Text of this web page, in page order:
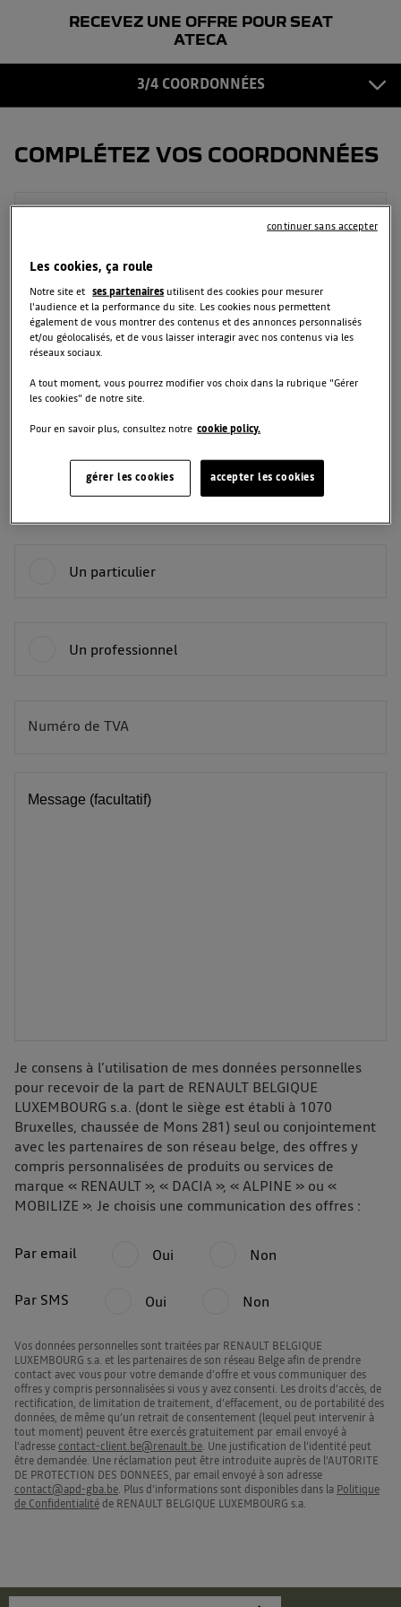
RECEVEZ UNE OFFRE POUR SEAT
ATECA
3/4 COORDONNÉES
COORDONNÉES
CONFIRMATION
COMPLÉTEZ VOS COORDONNÉES
Nom
Un particulier
Un professionnel
Numéro de TVA
BE
Message (facultatif)
Je consens à l’utilisation de mes données personnelles
pour recevoir de la part de RENAULT BELGIQUE
LUXEMBOURG s.a. (dont le siège est établi à 1070
Bruxelles, chaussée de Mons 281) seul ou conjointement
avec les partenaires de son réseau belge, des offres y
compris personnalisées de produits ou services de
marque « RENAULT », « DACIA », « ALPINE » ou «
MOBILIZE ». Je choisis une communication des offres :
Par email Oui Non
Par SMS Oui Non
Vos données personnelles sont traitées par RENAULT BELGIQUE
LUXEMBOURG s.a. et les partenaires de son réseau Belge afin de prendre
contact avec vous pour votre demande d’offre et vous communiquer des
offres y compris personnalisées si vous y avez consenti. Les droits d’accès, de
rectification, de limitation de traitement, d’effacement, ou de portabilité des
données, de même qu’un retrait de consentement (lequel peut intervenir à
tout moment) peuvent être exercés gratuitement par email envoyé à
l’adresse contact-client.be@renault.be. Une justification de l’identité peut
être demandée. Une réclamation peut être introduite auprès de l’AUTORITE
DE PROTECTION DES DONNEES, par email envoyé à son adresse
contact@apd-gba.be. Plus d’informations sont disponibles dans la Politique
de Confidentialité de RENAULT BELGIQUE LUXEMBOURG s.a.
Les cookies, ça roule
Notre site et ses partenaires utilisent des cookies pour mesurer
l'audience et la performance du site. Les cookies nous permettent
également de vous montrer des contenus et des annonces personnalisés
et/ou géolocalisés, et de vous laisser interagir avec nos contenus via les
réseaux sociaux.
A tout moment, vous pourrez modifier vos choix dans la rubrique "Gérer
les cookies" de notre site.
Pour en savoir plus, consultez notre cookie policy.
accepter les cookies
gérer les cookies
continuer sans accepter